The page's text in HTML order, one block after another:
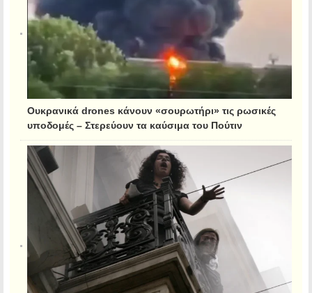
Ουκρανικά drones κάνουν «σουρωτήρι» τις ρωσικές
υποδομές – Στερεύουν τα καύσιμα του Πούτιν